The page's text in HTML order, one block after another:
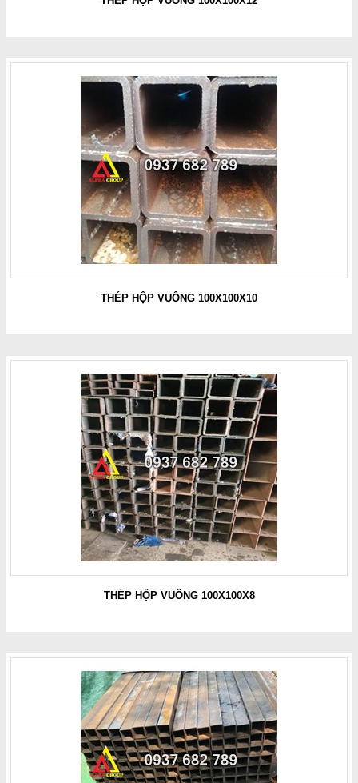
THÉP HỘP VUÔNG 100X100X10
THÉP HỘP VUÔNG 100X100X8